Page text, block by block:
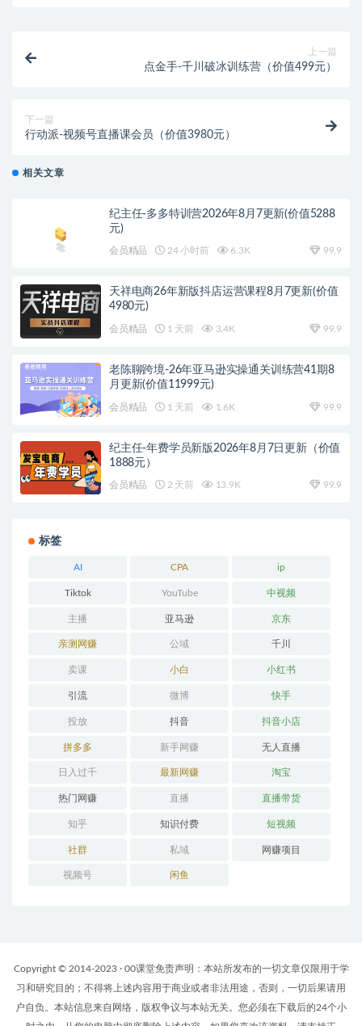
上一篇
点金手-千川破冰训练营（价值499元）
下一篇
行动派-视频号直播课会员（价值3980元）
相关文章
纪主任-多多特训营2026年8月7更新(价值5288
元)
会员精品 24 小时前 6.3K 99.9
天祥电商26年新版抖店运营课程8月7更新(价值
4980元)
会员精品 1 天前 3.4K 99.9
老陈聊跨境-26年亚马逊实操通关训练营41期8
月更新(价值11999元)
会员精品 1 天前 1.6K 99.9
纪主任-年费学员新版2026年8月7日更新（价值
1888元）
会员精品 2 天前 13.9K 99.9
标签
AI CPA ip
Tiktok YouTube 中视频
主播 亚马逊 京东
亲测网赚 公域 千川
卖课 小白 小红书
引流 微博 快手
投放 抖音 抖音小店
拼多多 新手网赚 无人直播
日入过千 最新网赚 淘宝
热门网赚 直播 直播带货
知乎 知识付费 短视频
社群 私域 网赚项目
视频号 闲鱼
Copyright © 2014-2023 · 00课堂免责声明：本站所发布的一切文章仅限用于学
习和研究目的；不得将上述内容用于商业或者非法用途，否则，一切后果请用
户自负。本站信息来自网络，版权争议与本站无关。您必须在下载后的24个小